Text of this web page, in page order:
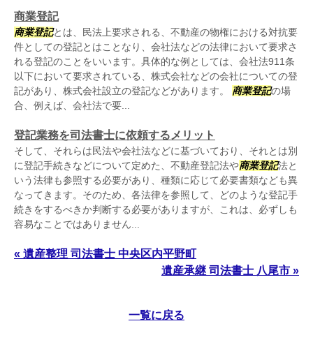
商業登記
商業登記とは、民法上要求される、不動産の物権における対抗要
件としての登記とはことなり、会社法などの法律において要求さ
れる登記のことをいいます。具体的な例としては、会社法911条
以下において要求されている、株式会社などの会社についての登
記があり、株式会社設立の登記などがあります。 商業登記の場
合、例えば、会社法で要...
登記業務を司法書士に依頼するメリット
そして、それらは民法や会社法などに基づいており、それとは別
に登記手続きなどについて定めた、不動産登記法や商業登記法と
いう法律も参照する必要があり、種類に応じて必要書類なども異
なってきます。そのため、各法律を参照して、どのような登記手
続きをするべきか判断する必要がありますが、これは、必ずしも
容易なことではありません...
« 遺産整理 司法書士 中央区内平野町
遺産承継 司法書士 八尾市 »
一覧に戻る